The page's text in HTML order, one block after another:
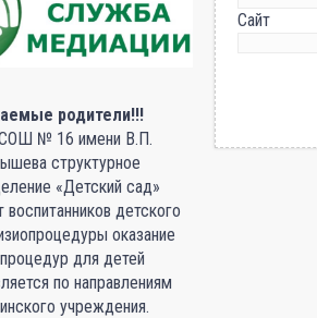
родители!!!
№ 16 имени В.П.
структурное
«Детский сад»
воспитанников детского
оказание
для детей
по направлениям
учреждения.
Сайт